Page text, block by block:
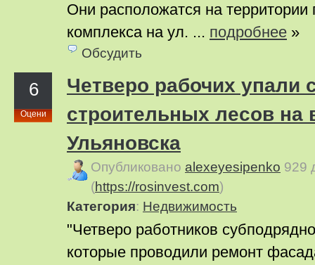
Они расположатся на территории
комплекса на ул. ... подробнее »
Обсудить
6
Оцени
Четверо рабочих упали
строительных лесов на
Ульяновска
Опубликовано alexeyesipenko 929
(https://rosinvest.com)
Категория: Недвижимость
"Четверо работников
которые проводили ремонт